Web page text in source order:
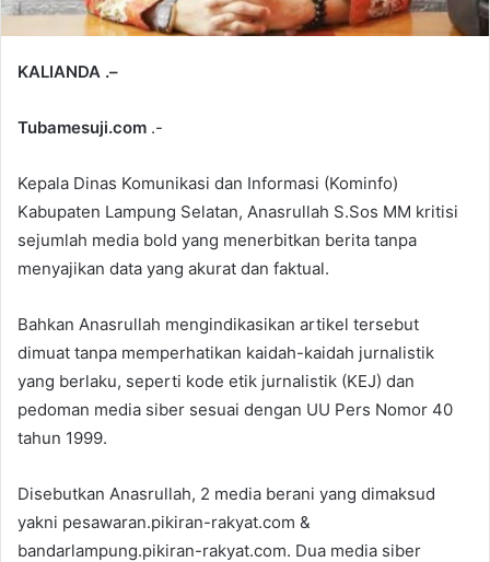
KALIANDA .–
Tubamesuji.com .-
Kepala Dinas Komunikasi dan Informasi (Kominfo)
Kabupaten Lampung Selatan, Anasrullah S.Sos MM kritisi
sejumlah media bold yang menerbitkan berita tanpa
menyajikan data yang akurat dan faktual.
Bahkan Anasrullah mengindikasikan artikel tersebut
dimuat tanpa memperhatikan kaidah-kaidah jurnalistik
yang berlaku, seperti kode etik jurnalistik (KEJ) dan
pedoman media siber sesuai dengan UU Pers Nomor 40
tahun 1999.
Disebutkan Anasrullah, 2 media berani yang dimaksud
yakni pesawaran.pikiran-rakyat.com &
bandarlampung.pikiran-rakyat.com. Dua media siber